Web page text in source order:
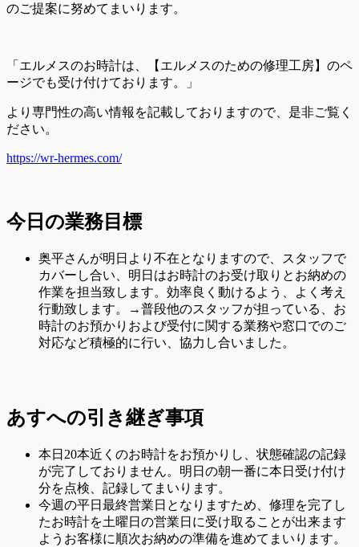
のご提案に努めてまいります。
「エルメスのお時計は、【エルメスのための修理工房】のペ
ージでも受け付けております。」
より専門性の高い情報を記載しておりますので、是非ご覧く
ださい。
https://wr-hermes.com/
今日の業務目標
奥平さんが明日より不在となりますので、スタッフで
カバーし合い、明日はお時計のお受け取りとお納めの
作業を担当致します。効率良く動けるよう、よく考え
行動致します。→普段他のスタッフが担っている、お
時計のお預かりおよび受付に関する業務や窓口でのご
対応など積極的に行い、協力し合いました。
あすへの引き継ぎ事項
本日20本近くのお時計をお預かりし、状態確認の記録
が完了しておりません。明日の朝一番に本日受け付け
分を点検、記録してまいります。
今週の平日最終営業日となりますため、修理を完了し
たお時計を土曜日の営業日に受け取ることが出来ます
ようお客様に順次お納めの準備を進めてまいります。